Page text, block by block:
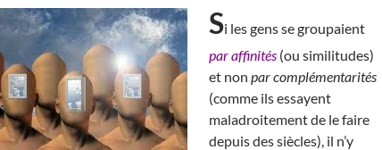
Si les gens se groupaient
par affinités (ou similitudes)
et non par complémentarités
(comme ils essayent
maladroitement de le faire
depuis des siècles), il n’y